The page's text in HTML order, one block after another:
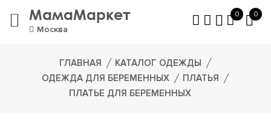
МамаМаркет
Москва
0 0
ГЛАВНАЯ
КАТАЛОГ ОДЕЖДЫ
ОДЕЖДА ДЛЯ БЕРЕМЕННЫХ
ПЛАТЬЯ
ПЛАТЬЕ ДЛЯ БЕРЕМЕННЫХ